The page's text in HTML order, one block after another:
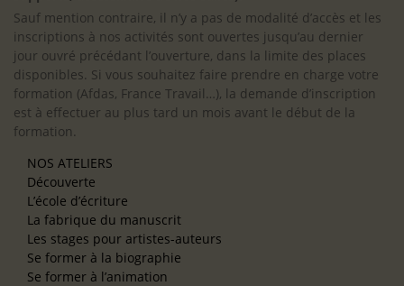
Sauf mention contraire, il n’y a pas de modalité d’accès et les
inscriptions à nos activités sont ouvertes jusqu’au dernier
jour ouvré précédant l’ouverture, dans la limite des places
disponibles. Si vous souhaitez faire prendre en charge votre
formation (Afdas, France Travail…), la demande d’inscription
est à effectuer au plus tard un mois avant le début de la
formation.
NOS ATELIERS
Découverte
L’école d’écriture
La fabrique du manuscrit
Les stages pour artistes-auteurs
Se former à la biographie
Se former à l’animation